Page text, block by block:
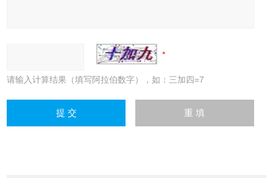
请输入计算结果（填写阿拉伯数字），如：三加四=7